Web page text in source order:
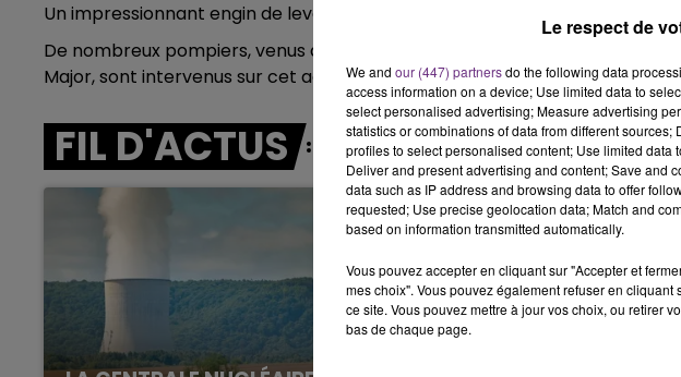
Un impressionnant engin de levage se trouve sur place pour permettre
De nombreux pompiers, venus de Rigny mais aussi des centres de Troyes,
Major, sont intervenus sur cet accident.
FIL D'ACTUS
Le respect de
We and our (447) partnersdo the following data
access information on a device; Use limited data to
select personalised advertising; Measure advertising
statistics or combinations of data from different
profiles to select personalised content; Use limited data
Deliver and present advertising and content; Save and
data such as IP address and browsing data to offer
requested; Use precise geolocation data; Match and
based on information transmitted automatically.
Vous pouvez accepter en cliquant sur "Accepter et
mes choix". Vous pouvez également refuser en
ce site. Vous pouvez mettre à jour vos choix, ou retirer
bas de chaque page.